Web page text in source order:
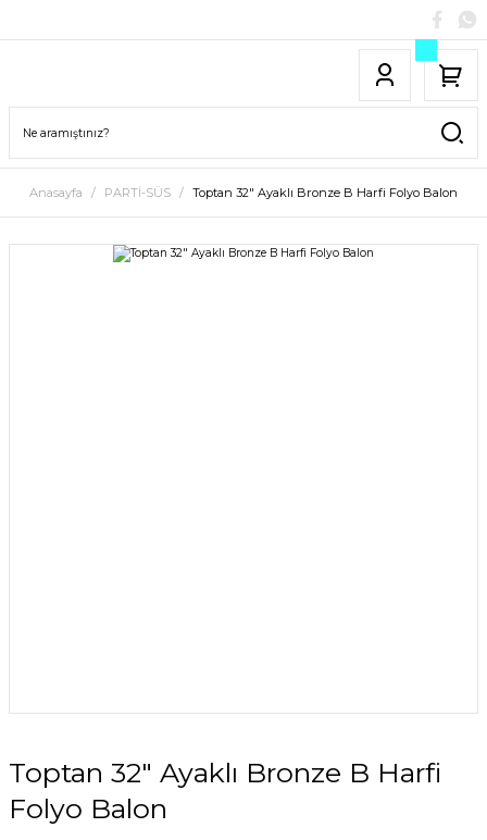
Anasayfa PARTİ-SÜS Toptan 32″ Ayaklı Bronze B Harfi Folyo Balon
Toptan 32″ Ayaklı Bronze B Harfi
Folyo Balon